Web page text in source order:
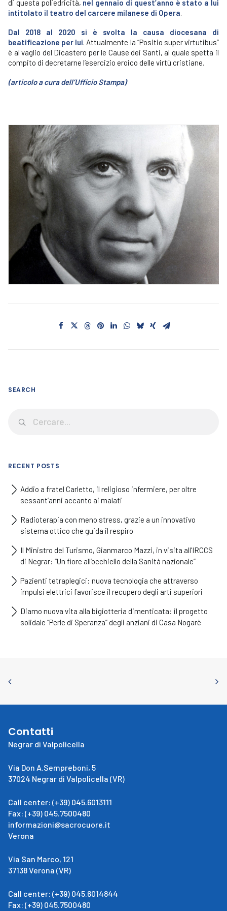
di questa poliedricità, nel gennaio di quest’anno è stato a lui
intitolato il teatro del carcere milanese di Opera.
Dal 2018 al 2020 si è svolta la causa diocesana di
beatificazione per lui. Attualmente la “Positio super virtutibus”
è al vaglio del Dicastero per le Cause dei Santi, al quale spetta il
compito di decretarne l’esercizio eroico delle virtù cristiane.
(articolo a cura dell’Ufficio Stampa)
SEARCH
RECENT POSTS
Addio a fratel Carletto, il religioso infermiere, per oltre
sessant’anni accanto ai malati
Radioterapia con meno stress, grazie a un innovativo
sistema ottico che guida il respiro
Il Ministro del Turismo, Gianmarco Mazzi, in visita all’IRCCS
di Negrar: “Un fiore all’occhiello della Sanità nazionale”
Pazienti tetraplegici: nuova tecnologia che attraverso
impulsi elettrici favorisce il recupero degli arti superiori
Diamo nuova vita alla bigiotteria dimenticata: il progetto
solidale “Perle di Speranza” degli anziani di Casa Nogarè
Contatti
Negrar di Valpolicella
Via Don A.Sempreboni, 5
37024 Negrar di Valpolicella (VR)
Call center: (+39) 045.6013111
Fax: (+39) 045.7500480
informazioni@sacrocuore.it
Verona
Via San Marco, 121
37138 Verona (VR)
Call center: (+39) 045.6014844
Fax: (+39) 045.7500480